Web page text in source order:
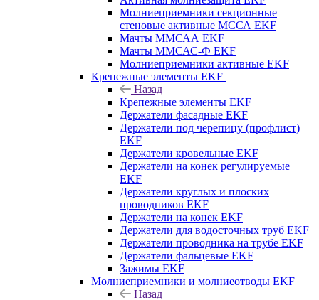
Молниеприемники секционные
стеновые активные МССА EKF
Мачты ММСАА EKF
Мачты ММСАС-Ф EKF
Молниеприемники активные EKF
Крепежные элементы EKF
Назад
Крепежные элементы EKF
Держатели фасадные EKF
Держатели под черепицу (профлист)
EKF
Держатели кровельные EKF
Держатели на конек регулируемые
EKF
Держатели круглых и плоских
проводников EKF
Держатели на конек EKF
Держатели для водосточных труб EKF
Держатели проводника на трубе EKF
Держатели фальцевые EKF
Зажимы EKF
Молниеприемники и молниеотводы EKF
Назад